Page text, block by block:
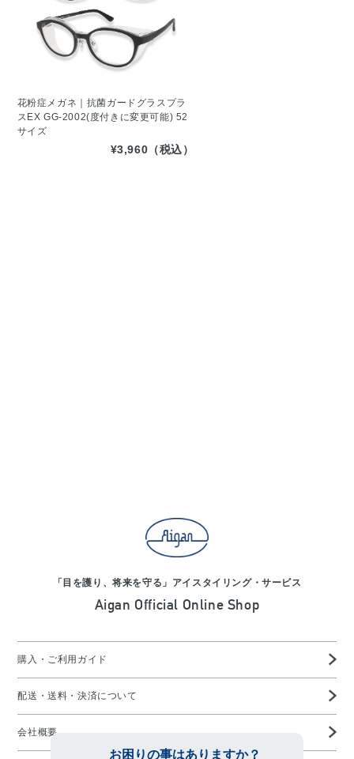
花粉症メガネ｜抗菌ガードグラスプラ
スEX GG-2002(度付きに変更可能) 52
サイズ
¥3,960（税込）
「目を護り、将来を守る」アイスタイリング・サービス
Aigan Official Online Shop
購入・ご利用ガイド
配送・送料・決済について
会社概要